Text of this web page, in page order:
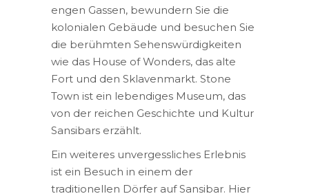
engen Gassen, bewundern Sie die
kolonialen Gebäude und besuchen Sie
die berühmten Sehenswürdigkeiten
wie das House of Wonders, das alte
Fort und den Sklavenmarkt. Stone
Town ist ein lebendiges Museum, das
von der reichen Geschichte und Kultur
Sansibars erzählt.
Ein weiteres unvergessliches Erlebnis
ist ein Besuch in einem der
traditionellen Dörfer auf Sansibar. Hier